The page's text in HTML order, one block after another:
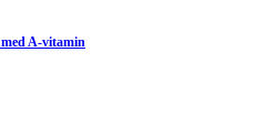
A-vitamin